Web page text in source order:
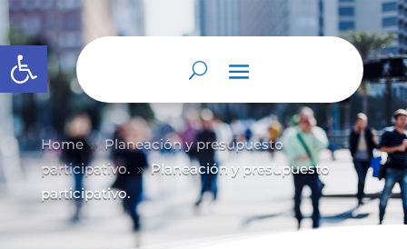
Abrir barra de herramientas
Home 9 Planeación y presupuesto
participativo. 9 Planeación y presupuesto
participativo.